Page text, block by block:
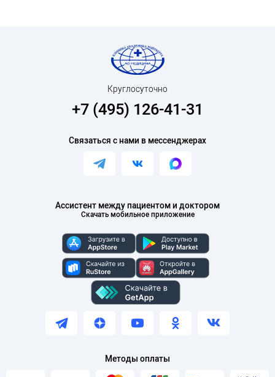
Ассистент между пациентом и доктором
Скачать мобильное приложение
Круглосуточно
+7 (495) 126-41-31
Связаться с нами в мессенджерах
Методы оплаты